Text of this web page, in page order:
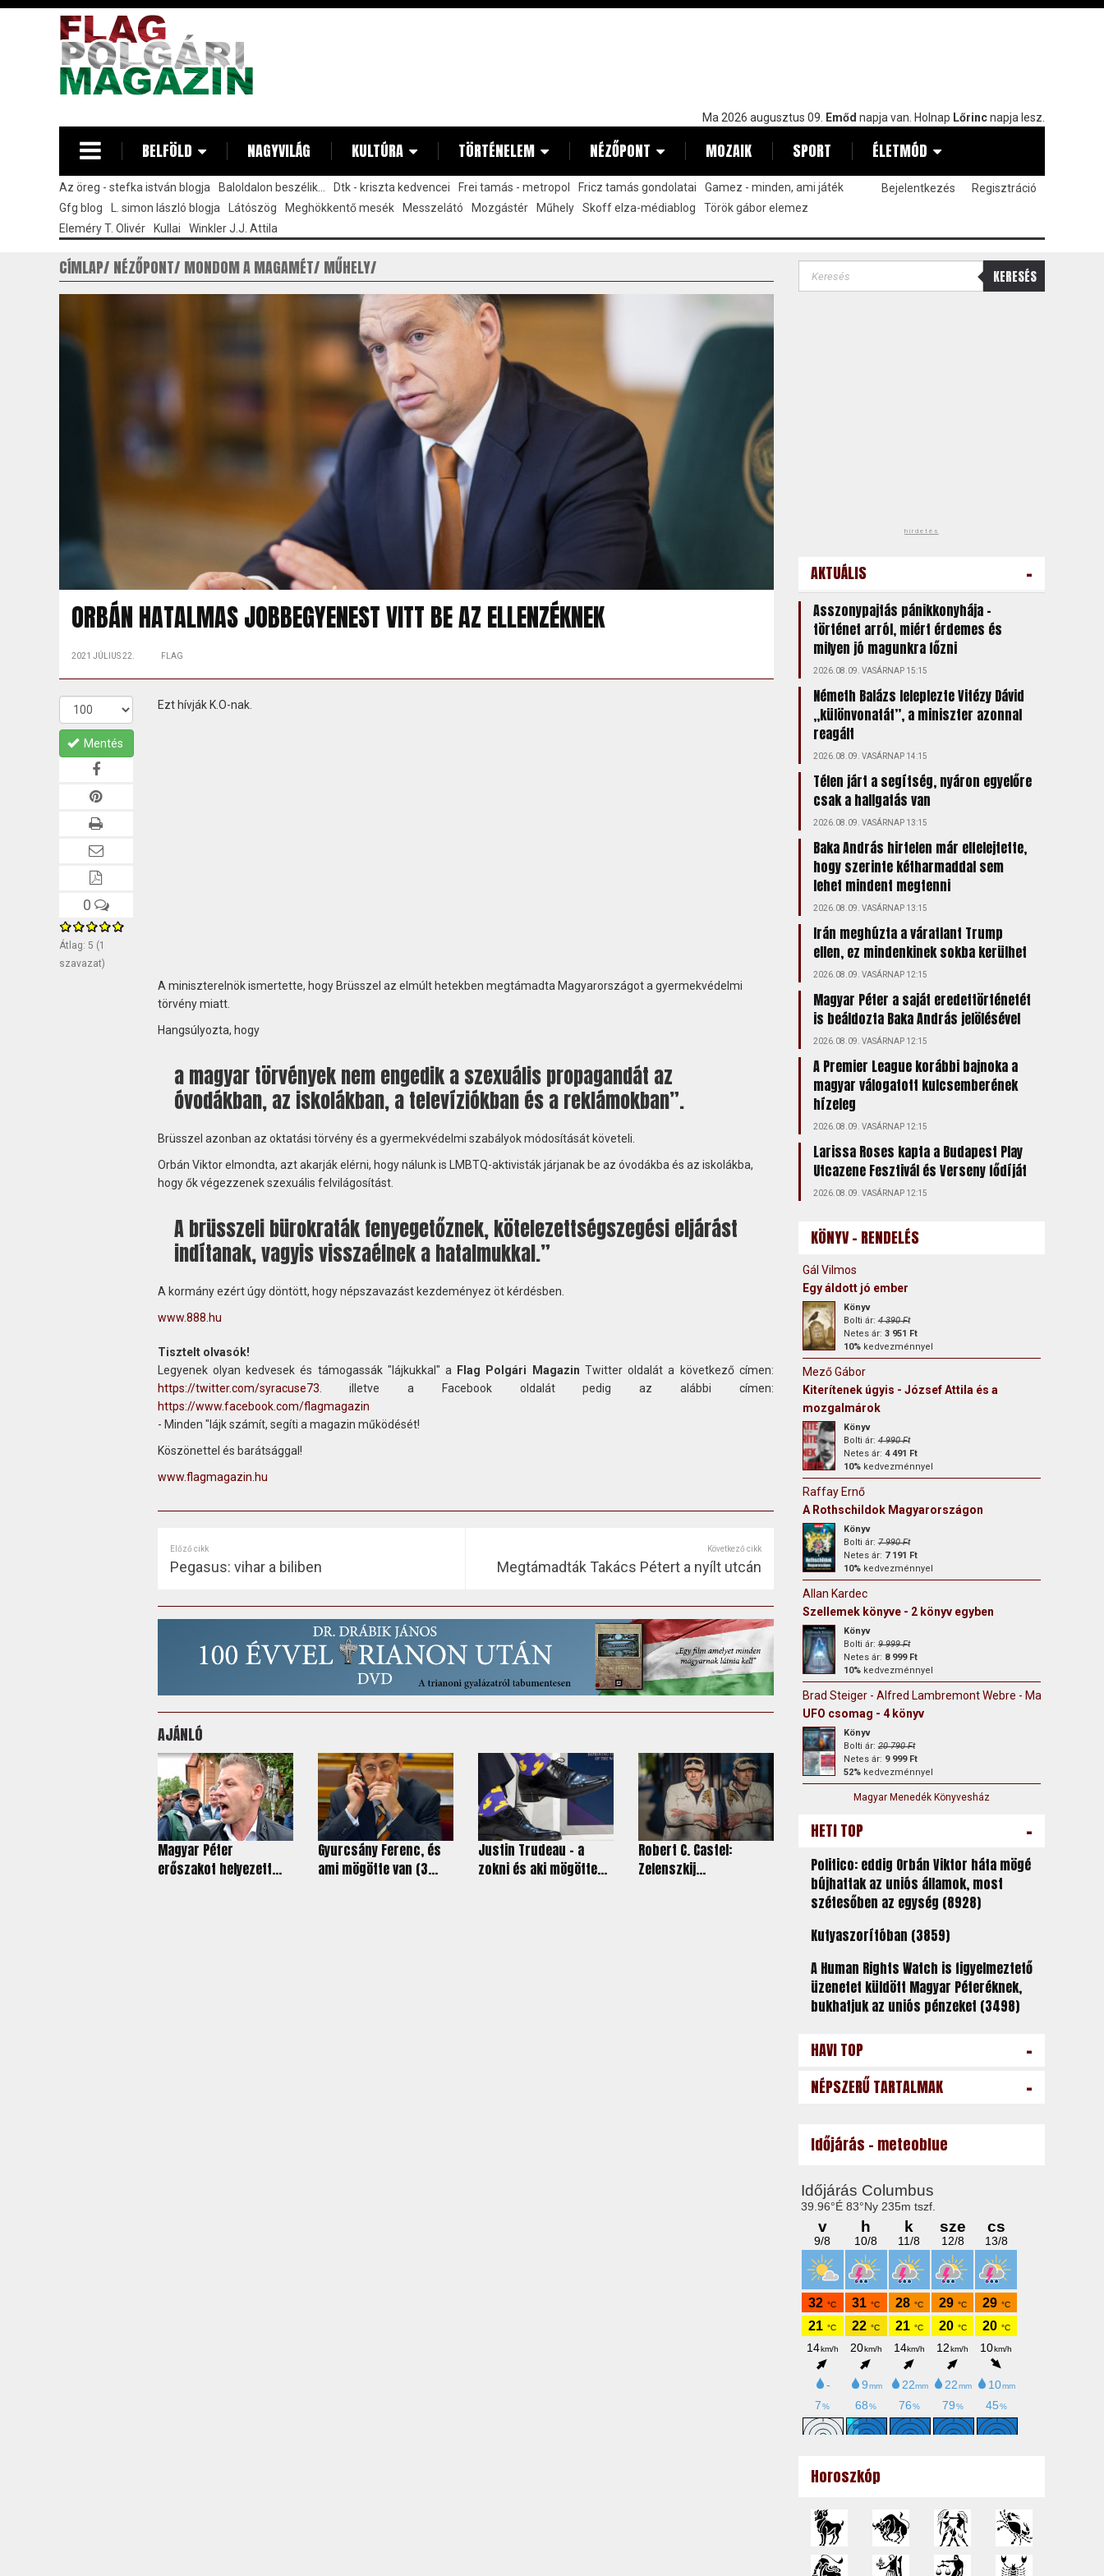
Ma 2026 augusztus 09. Emőd napja van. Holnap Lőrincnapja lesz.
BELFÖLD NAGYVILÁG KULTÚRA TÖRTÉNELEM NÉZŐPONT MOZAIK SPORT ÉLETMÓD
Az öreg - stefka istván blogja Baloldalon beszélik... Dtk - kriszta kedvencei Frei tamás - metropol Fricz tamás gondolatai
Gamez - minden, ami játék
Gfg blog
L. simon lászló blogja Látószög Meghökkentő mesék Messzelátó Mozgástér Műhely Skoff elza-médiablog
Török gábor elemez
Eleméry T. Olivér
Kullai Winkler J.J. Attila
Bejelentkezés Regisztráció
CÍMLAP NÉZŐPONT MONDOM A MAGAMÉT MŰHELY
ORBÁN HATALMAS JOBBEGYENEST VITT BE AZ ELLENZÉKNEK
2021 JÚLIUS 22. FLAG
Mentés
0
Átlag: 5 (1
szavazat)
Ezt hívják K.O-nak.
A miniszterelnök ismertette, hogy Brüsszel az elmúlt hetekben megtámadta Magyarországot a gyermekvédelmi
törvény miatt.
Hangsúlyozta, hogy
a magyar törvények nem engedik a szexuális propagandát az
óvodákban, az iskolákban, a televíziókban és a reklámokban”.
Brüsszel azonban az oktatási törvény és a gyermekvédelmi szabályok módosítását követeli.
Orbán Viktor elmondta, azt akarják elérni, hogy nálunk is LMBTQ-aktivisták járjanak be az óvodákba és az iskolákba,
hogy ők végezzenek szexuális felvilágosítást.
A brüsszeli bürokraták fenyegetőznek, kötelezettségszegési eljárást
indítanak, vagyis visszaélnek a hatalmukkal.”
A kormány ezért úgy döntött, hogy népszavazást kezdeményez öt kérdésben.
www.888.hu
Tisztelt olvasók!
Legyenek olyan kedvesek és támogassák "lájkukkal" a
Flag Polgári Magazin Twitter oldalát a következő címen:
https://twitter.com/syracuse73 . illetve a Facebook oldalát pedig az alábbi címen:
https://www.facebook.com/flagmagazin
- Minden "lájk számít, segíti a magazin működését!
Köszönettel és barátsággal!
www.flagmagazin.hu
Előző cikk
Pegasus: vihar a biliben
Következő cikk
Megtámadták Takács Pétert a nyílt utcán
AJÁNLÓ
Magyar Péter
erőszakot helyezett...
Gyurcsány Ferenc, és
ami mögötte van (3...
Justin Trudeau - a
zokni és aki mögötte...
Robert C. Castel:
Zelenszkij...
KERESÉS
hirdetés
AKTUÁLIS -
Asszonypajtás pánikkonyhája –
történet arról, miért érdemes és
milyen jó magunkra főzni
2026.08.09. VASÁRNAP 15:15
Németh Balázs leleplezte Vitézy Dávid
„különvonatát”, a miniszter azonnal
reagált
2026.08.09. VASÁRNAP 14:15
Télen járt a segítség, nyáron egyelőre
csak a hallgatás van
2026.08.09. VASÁRNAP 13:15
Baka András hirtelen már elfelejtette,
hogy szerinte kétharmaddal sem
lehet mindent megtenni
2026.08.09. VASÁRNAP 13:15
Irán meghúzta a váratlant Trump
ellen, ez mindenkinek sokba kerülhet
2026.08.09. VASÁRNAP 12:15
Magyar Péter a saját eredettörténetét
is beáldozta Baka András jelölésével
2026.08.09. VASÁRNAP 12:15
A Premier League korábbi bajnoka a
magyar válogatott kulcsemberének
hízeleg
2026.08.09. VASÁRNAP 12:15
Larissa Roses kapta a Budapest Play
Utcazene Fesztivál és Verseny fődíját
2026.08.09. VASÁRNAP 12:15
KÖNYV - RENDELÉS
Gál Vilmos
Egy áldott jó ember
Könyv
Bolti ár:4 390 Ft
Netes ár: 3 951 Ft
10%kedvezménnyel
Mező Gábor
Kiterítenek úgyis - József Attila és a
mozgalmárok
Könyv
Bolti ár:4 990 Ft
Netes ár: 4 491 Ft
10%kedvezménnyel
Raffay Ernő
A Rothschildok Magyarországon
Könyv
Bolti ár:7 990 Ft
Netes ár: 7 191 Ft
10%kedvezménnyel
Allan Kardec
Szellemek könyve - 2 könyv egyben
Könyv
Bolti ár:9 999 Ft
Netes ár: 8 999 Ft
10%kedvezménnyel
Brad Steiger - Alfred Lambremont Webre - Mary Rodwell
UFO csomag - 4 könyv
Könyv
Bolti ár:20 790 Ft
Netes ár: 9 999 Ft
52%kedvezménnyel
Magyar Menedék Könyvesház
HETI TOP -
Politico: eddig Orbán Viktor háta mögé
bújhattak az uniós államok, most
szétesőben az egység (8928)
Kutyaszorítóban (3859)
A Human Rights Watch is figyelmeztető
üzenetet küldött Magyar Péteréknek,
bukhatjuk az uniós pénzeket (3498)
HAVI TOP -
NÉPSZERŰ TARTALMAK -
Időjárás - meteoblue
Horoszkóp